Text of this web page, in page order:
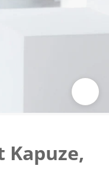
Kapuze,